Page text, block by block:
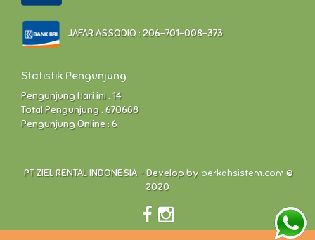
JAFAR ASSODIQ : 206-701-008-373
Statistik Pengunjung
Pengunjung Hari ini : 14
Total Pengunjung : 670668
Pengunjung Online : 6
PT ZIEL RENTAL INDONESIA - Develop byberkahsistem.com ©
2020